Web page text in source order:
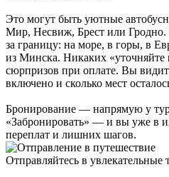
Это могут быть уютные
Мир, Несвиж, Брест или
за границу: на море, в горы, в
из Минска. Никаких «уточняйте
сюрпризов при оплате. Вы
включено и сколько мест
Бронирование — напрямую у
«Забронировать» — и вы уже в
переплат и лишних шагов.
Отправляйтесь в увлекательные